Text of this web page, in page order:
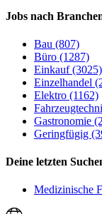
Jobs nach
Bau (807)
Büro (1287)
Einkauf (3025)
Einzelhandel
Elektro (1162)
Gastronomie
Geringfügig
Deine letzten
Medizinische